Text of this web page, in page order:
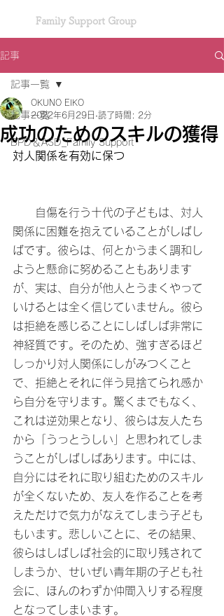
Family Support Group
記事
記事一覧
BPD＆ASD_Family Support
記事一覧
成功のためのスキルの獲得
OKUNO EIKO
2022年6月29日 読了時間: 2分
対人関係を有効に保つ
自傷を行う十代の子どもは、対人
関係に困難を抱えていることがしばし
ばです。彼らは、何とかうまく調和し
ようと懸命に努めることもあります
が、実は、自分が他人とうまくやって
いけるとは全く信じていません。彼ら
は拒絶を感じることにしばしば非常に
神経質です。そのため、強すぎるほど
しっかり対人関係にしがみつくこと
で、拒絶とそれに伴う見捨てられ感か
ら自分を守ります。驚くまでもなく、
これは逆効果となり、彼らは友人たち
から「うっとうしい」と思われてしま
うことがしばしばあります。中には、
自分にはそれに取り組むためのスキル
が全くないため、友人を作ることを考
えただけで気力がなえてしまう子ども
もいます。悲しいことに、その結果、
彼らはしばしば社会的に取り残されて
しまうか、せいぜい青年期の子ども社
会に、ほんのわずか仲間入りする程度
となってしまいます。